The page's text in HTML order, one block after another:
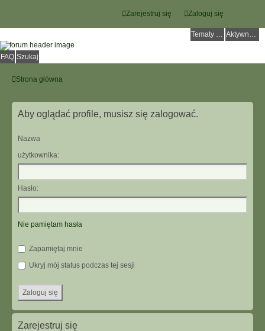
Zaloguj się
Zarejestruj się
Tematy bez odpowiedzi Aktywne tematy
FAQ Szukaj
Strona główna
Aby oglądać profile, musisz się zalogować.
Nazwa
użytkownika:
Hasło:
Nie pamiętam hasła
Zapamiętaj mnie
Ukryj mój status podczas tej sesji
Zarejestruj się